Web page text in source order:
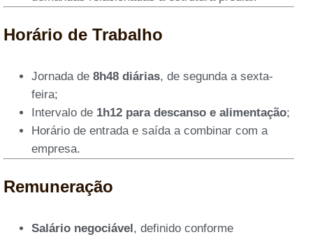
Horário de Trabalho
Jornada de 8h48 diárias, de segunda a sexta-
feira;
Intervalo de 1h12 para descanso e alimentação;
Horário de entrada e saída a combinar com a
empresa.
Remuneração
Salário negociável, definido conforme